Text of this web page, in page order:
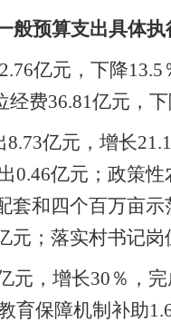
般预算支出具体
亿元，下降13.5
经费36.81亿元，
8.73亿元，增长21.1
0.46亿元；政策性
套和四个百万亩示
元；落实村书记岗
元，增长30 ％，
育保障机制补助